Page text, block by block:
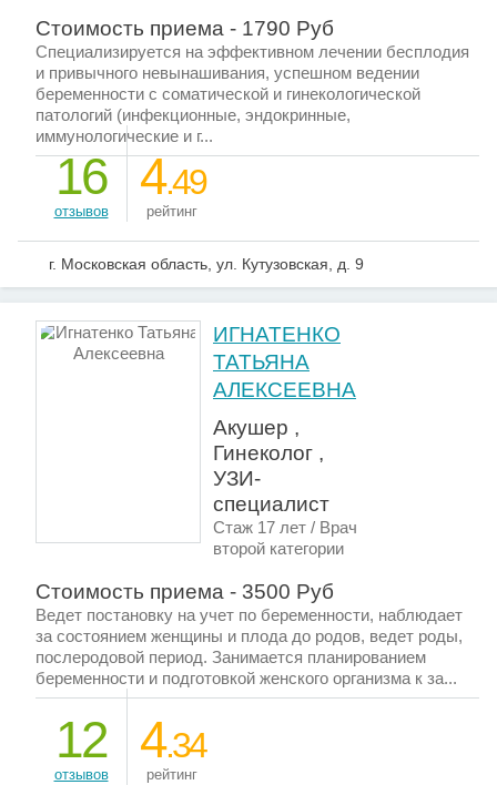
Стоимость приема - 1790 Руб
Специализируется на эффективном лечении бесплодия
и привычного невынашивания, успешном ведении
беременности с соматической и гинекологической
патологий (инфекционные, эндокринные,
иммунологические и г...
16
отзывов
4.49
рейтинг
г. Московская область, ул. Кутузовская, д. 9
ИГНАТЕНКО
ТАТЬЯНА
АЛЕКСЕЕВНА
Акушер ,
Гинеколог ,
УЗИ-
специалист
Стаж 17 лет / Врач
второй категории
Стоимость приема - 3500 Руб
Ведет постановку на учет по беременности, наблюдает
за состоянием женщины и плода до родов, ведет роды,
послеродовой период. Занимается планированием
беременности и подготовкой женского организма к за...
12
отзывов
4.34
рейтинг